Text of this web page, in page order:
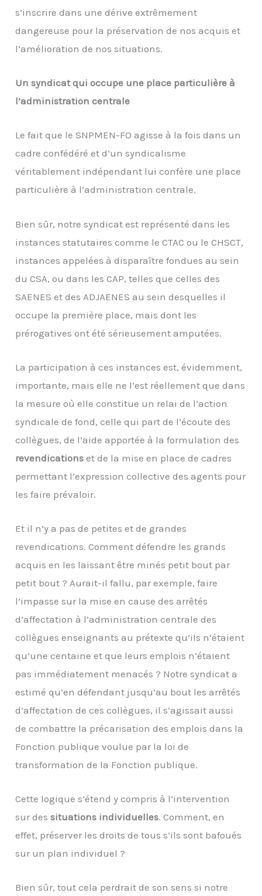
s’inscrire dans une dérive extrêmement
dangereuse pour la préservation de nos acquis et
l’amélioration de nos situations.
Un syndicat qui occupe une place particulière à
l’administration centrale
Le fait que le SNPMEN-FO agisse à la fois dans un
cadre confédéré et d’un syndicalisme
véritablement indépendant lui confère une place
particulière à l’administration centrale.
Bien sûr, notre syndicat est représenté dans les
instances statutaires comme le CTAC ou le CHSCT,
instances appelées à disparaître fondues au sein
du CSA, ou dans les CAP, telles que celles des
SAENES et des ADJAENES au sein desquelles il
occupe la première place, mais dont les
prérogatives ont été sérieusement amputées.
La participation à ces instances est, évidemment,
importante, mais elle ne l’est réellement que dans
la mesure où elle constitue un relai de l’action
syndicale de fond, celle qui part de l’écoute des
collègues, de l’aide apportée à la formulation des
revendications et de la mise en place de cadres
permettant l’expression collective des agents pour
les faire prévaloir.
Et il n’y a pas de petites et de grandes
revendications. Comment défendre les grands
acquis en les laissant être minés petit bout par
petit bout ? Aurait-il fallu, par exemple, faire
l’impasse sur la mise en cause des arrêtés
d’affectation à l’administration centrale des
collègues enseignants au prétexte qu’ils n’étaient
qu’une centaine et que leurs emplois n’étaient
pas immédiatement menacés ? Notre syndicat a
estimé qu’en défendant jusqu’au bout les arrêtés
d’affectation de ces collègues, il s’agissait aussi
de combattre la précarisation des emplois dans la
Fonction publique voulue par la loi de
transformation de la Fonction publique.
Cette logique s’étend y compris à l’intervention
sur dessituations individuelles. Comment, en
effet, préserver les droits de tous s’ils sont bafoués
sur un plan individuel ?
Bien sûr, tout cela perdrait de son sens si notre